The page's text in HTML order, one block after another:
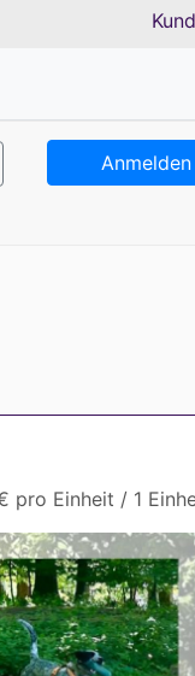
Anmelden
pro Einheit / 1